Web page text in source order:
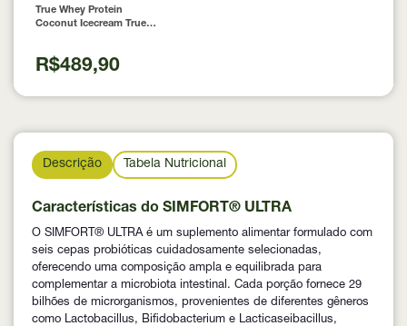
True Whey Protein
Coconut Icecream True
R$489,90
Descrição Tabela Nutricional
Características do SIMFORT® ULTRA
O SIMFORT® ULTRA é um suplemento alimentar formulado com
seis cepas probióticas cuidadosamente selecionadas,
oferecendo uma composição ampla e equilibrada para
complementar a microbiota intestinal. Cada porção fornece 29
bilhões de microrganismos, provenientes de diferentes gêneros
como Lactobacillus, Bifidobacterium e Lacticaseibacillus,